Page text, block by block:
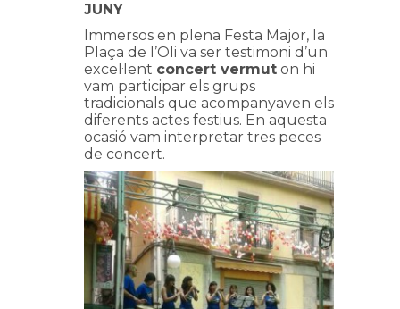
JUNY
Immersos en plena Festa Major, la
Plaça de l’Oli va ser testimoni d’un
excel·lent concert vermut on hi
vam participar els grups
tradicionals que acompanyaven els
diferents actes festius. En aquesta
ocasió vam interpretar tres peces
de concert.